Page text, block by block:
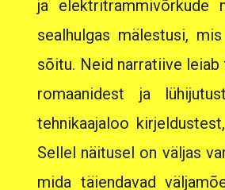
ja elektritrammivõrkude
sealhulgas mälestusi,
sõitu. Neid narratiive leiab
romaanidest ja
tehnikaajaloo
Sellel näitusel on väljas
mida täiendavad